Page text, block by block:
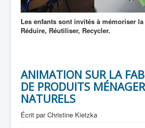
Les enfants sont invités à mémoriser
Réduire, Réutiliser, Recycler.
ANIMATION SUR LA
DE PRODUITS
NATURELS
Écrit parChristine Kietzka